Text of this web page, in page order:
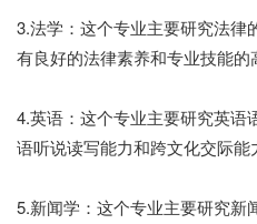
3.法学：这个专业主要研究法律
有良好的法律素养和专业技能的
4.英语：这个专业主要研究英语
语听说读写能力和跨文化交际能
5.新闻学：这个专业主要研究新